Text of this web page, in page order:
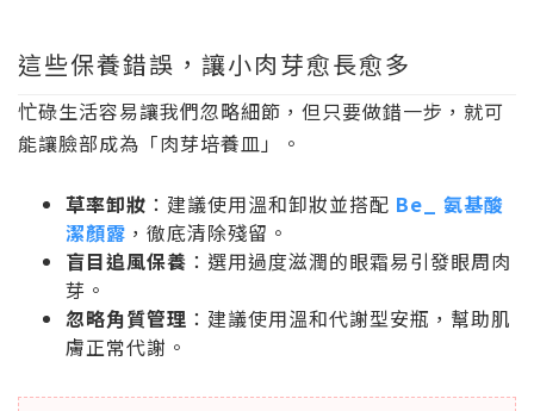
這些保養錯誤，讓小肉芽愈長愈多
忙碌生活容易讓我們忽略細節，但只要做錯一步，就可
能讓臉部成為「肉芽培養皿」。
草率卸妝 ：建議使用溫和卸妝並搭配 Be_ 氨基酸
潔顏露 ，徹底清除殘留。
盲目追風保養 ：選用過度滋潤的眼霜易引發眼周肉
芽。
忽略角質管理 ：建議使用溫和代謝型安瓶，幫助肌
膚正常代謝。